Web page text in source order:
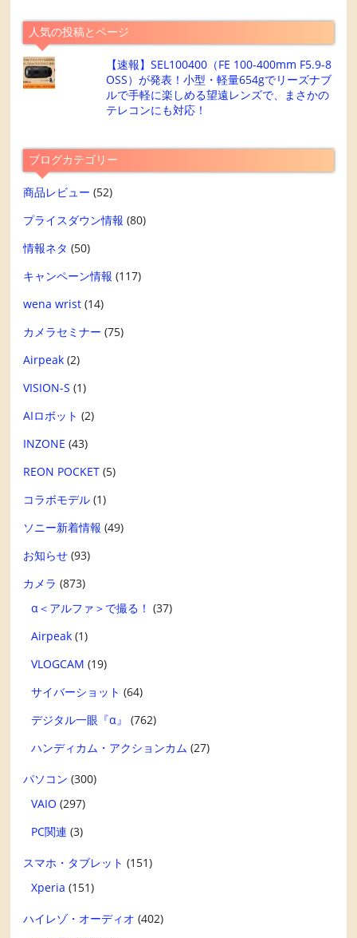
人気の投稿とページ
【速報】SEL100400（FE 100-400mm F5.9-8
OSS）が発表！小型・軽量654gでリーズナブ
ルで手軽に楽しめる望遠レンズで、まさかの
テレコンにも対応！
ブログカテゴリー
商品レビュー (52)
プライスダウン情報 (80)
情報ネタ (50)
キャンペーン情報 (117)
wena wrist (14)
カメラセミナー (75)
Airpeak (2)
VISION-S (1)
AIロボット (2)
INZONE (43)
REON POCKET (5)
コラボモデル (1)
ソニー新着情報 (49)
お知らせ (93)
カメラ (873)
α＜アルファ＞で撮る！ (37)
Airpeak (1)
VLOGCAM (19)
サイバーショット (64)
デジタル一眼『α』
(762)
ハンディカム・アクションカム (27)
パソコン (300)
VAIO (297)
PC関連 (3)
スマホ・タブレット (151)
Xperia (151)
ハイレゾ・オーディオ (402)